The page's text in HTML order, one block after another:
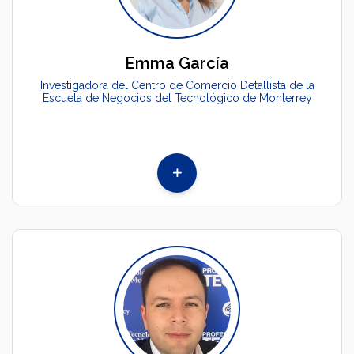
Emma García
Investigadora del Centro de Comercio Detallista de la
Escuela de Negocios del Tecnológico de Monterrey